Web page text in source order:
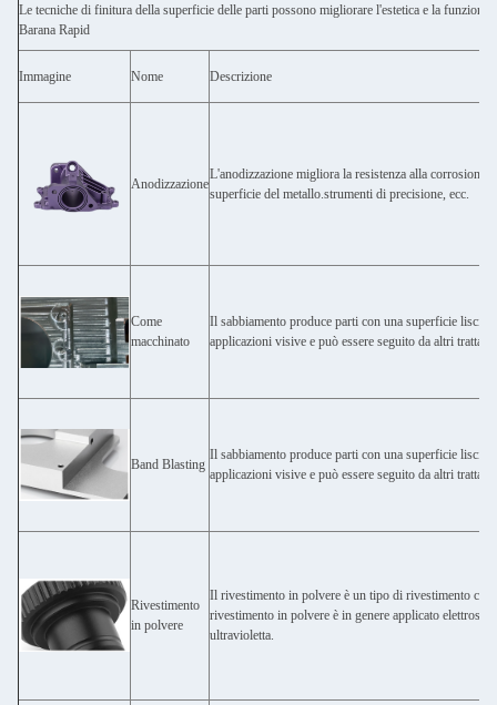
Le tecniche di finitura della superficie delle parti possono migliorare l'estetica e la
Barana Rapid
Immagine Nome Descrizione
Anodizzazione
L'anodizzazione migliora la resistenza alla corrosione,
superficie del metallo.strumenti di precisione, ecc.
Come
macchinato
Il sabbiamento produce parti con una superficie liscia
applicazioni visive e può essere seguito da altri
Band Blasting
Il sabbiamento produce parti con una superficie liscia
applicazioni visive e può essere seguito da altri
Rivestimento
in polvere
Il rivestimento in polvere è un tipo di rivestimento
rivestimento in polvere è in genere applicato
ultravioletta.